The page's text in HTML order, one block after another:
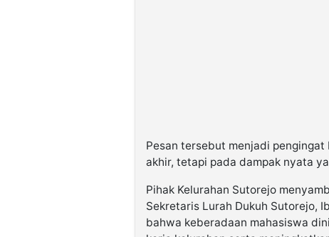
Pesan tersebut menjadi
akhir, tetapi pada dampak nyata
Pihak Kelurahan Sutorejo
Sekretaris Lurah Dukuh Sutorejo,
bahwa keberadaan mahasiswa